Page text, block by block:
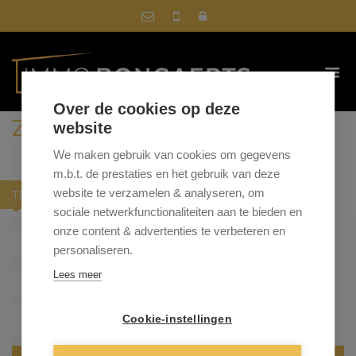
ZOEK IN ONS AANBOD
- Type woning -
- Max. prijs -
TE KOOP TE HUUR
Over de cookies op deze
website
We maken gebruik van cookies om gegevens
m.b.t. de prestaties en het gebruik van deze
website te verzamelen & analyseren, om
sociale netwerkfunctionaliteiten aan te bieden en
onze content & advertenties te verbeteren en
personaliseren.
Lees meer
Cookie-instellingen